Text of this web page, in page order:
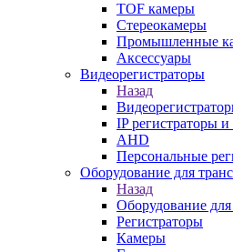
TOF камеры
Стереокамеры
Промышленные
Аксессуары
Видеорегистраторы
Назад
IP регистраторы
AHD
Персональные
Оборудование для
Назад
Оборудование для
Регистраторы
Камеры